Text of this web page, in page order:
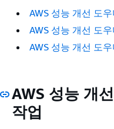
AWS 성능 개선 도
AWS 성능 개선 도
AWS 성능 개선 도
AWS 성능 개
작업